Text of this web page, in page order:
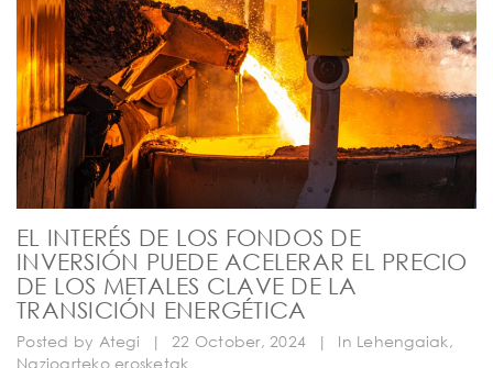
EL INTERÉS DE LOS FONDOS DE
INVERSIÓN PUEDE ACELERAR EL PRECIO
DE LOS METALES CLAVE DE LA
TRANSICIÓN ENERGÉTICA
Posted by Ategi | 22 October, 2024 | In Lehengaiak,
Nazioarteko erosketak